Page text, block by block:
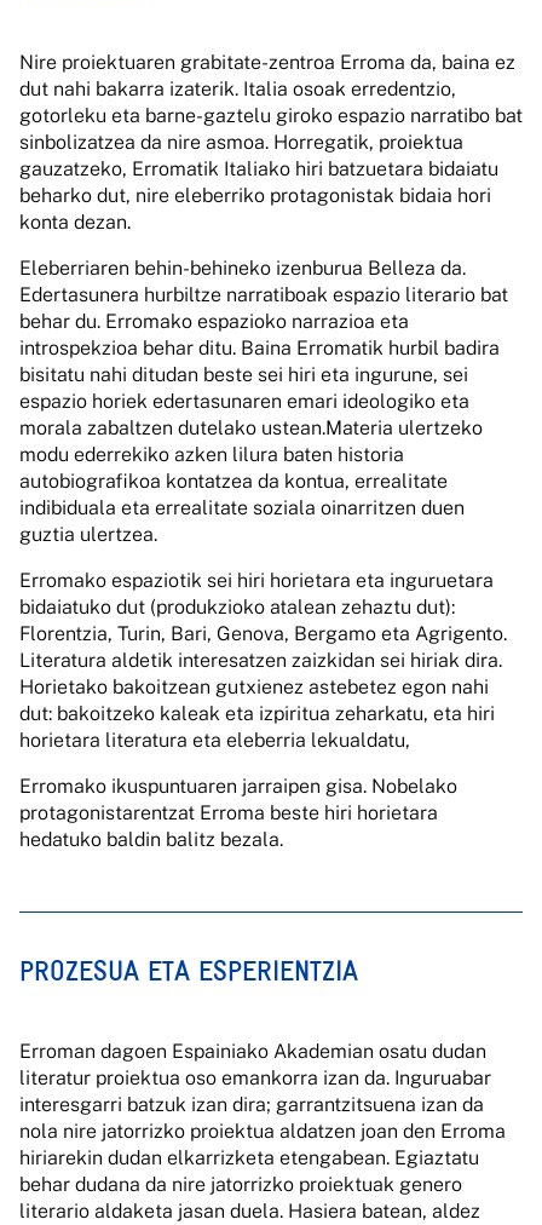
Nire proiektuaren grabitate-zentroa Erroma da, baina ez
dut nahi bakarra izaterik. Italia osoak erredentzio,
gotorleku eta barne-gaztelu giroko espazio narratibo bat
sinbolizatzea da nire asmoa. Horregatik, proiektua
gauzatzeko, Erromatik Italiako hiri batzuetara bidaiatu
beharko dut, nire eleberriko protagonistak bidaia hori
konta dezan.
Eleberriaren behin-behineko izenburua Belleza da.
Edertasunera hurbiltze narratiboak espazio literario bat
behar du. Erromako espazioko narrazioa eta
introspekzioa behar ditu. Baina Erromatik hurbil badira
bisitatu nahi ditudan beste sei hiri eta ingurune, sei
espazio horiek edertasunaren emari ideologiko eta
morala zabaltzen dutelako ustean.Materia ulertzeko
modu ederrekiko azken lilura baten historia
autobiografikoa kontatzea da kontua, errealitate
indibiduala eta errealitate soziala oinarritzen duen
guztia ulertzea.
Erromako espaziotik sei hiri horietara eta inguruetara
bidaiatuko dut (produkzioko atalean zehaztu dut):
Florentzia, Turin, Bari, Genova, Bergamo eta Agrigento.
Literatura aldetik interesatzen zaizkidan sei hiriak dira.
Horietako bakoitzean gutxienez astebetez egon nahi
dut: bakoitzeko kaleak eta izpiritua zeharkatu, eta hiri
horietara literatura eta eleberria lekualdatu,
Erromako ikuspuntuaren jarraipen gisa. Nobelako
protagonistarentzat Erroma beste hiri horietara
hedatuko baldin balitz bezala.
PROZESUA ETA ESPERIENTZIA
Erroman dagoen Espainiako Akademian osatu dudan
literatur proiektua oso emankorra izan da. Inguruabar
interesgarri batzuk izan dira; garrantzitsuena izan da
nola nire jatorrizko proiektua aldatzen joan den Erroma
hiriarekin dudan elkarrizketa etengabean. Egiaztatu
behar dudana da nire jatorrizko proiektuak genero
literario aldaketa jasan duela. Hasiera batean, aldez